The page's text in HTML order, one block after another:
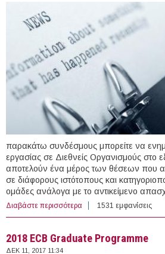
παρακάτω συνδέσμους μπορείτε να
εργασίας σε Διεθνείς Οργανισμούς στο
αποτελούν ένα μέρος των θέσεων που
σε διάφορους ιστότοπους και
ομάδες ανάλογα με το αντικείμενο
Διαβάστε περισσότερα για 53 θέσεις εργασίας
εξωτερικό (11/12/2017)
1531 εμφανίσεις
2018 ECB Graduate Programme
ΔΕΚ 11, 2017 11:34